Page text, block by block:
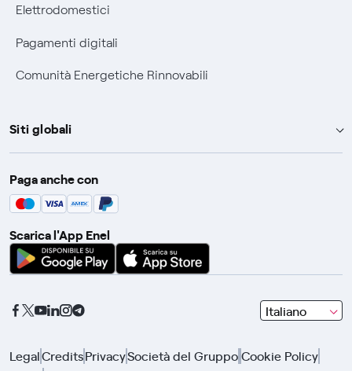
Elettrodomestici
Pagamenti digitali
Comunità Energetiche Rinnovabili
Siti globali
Enel Group
Enel Green Power
Global Procurement
Gridspertise
Paga anche con
Scarica l'App Enel
Italiano
seleziona
una
con
LegalCreditsPrivacySocietà del GruppoCookie Policy